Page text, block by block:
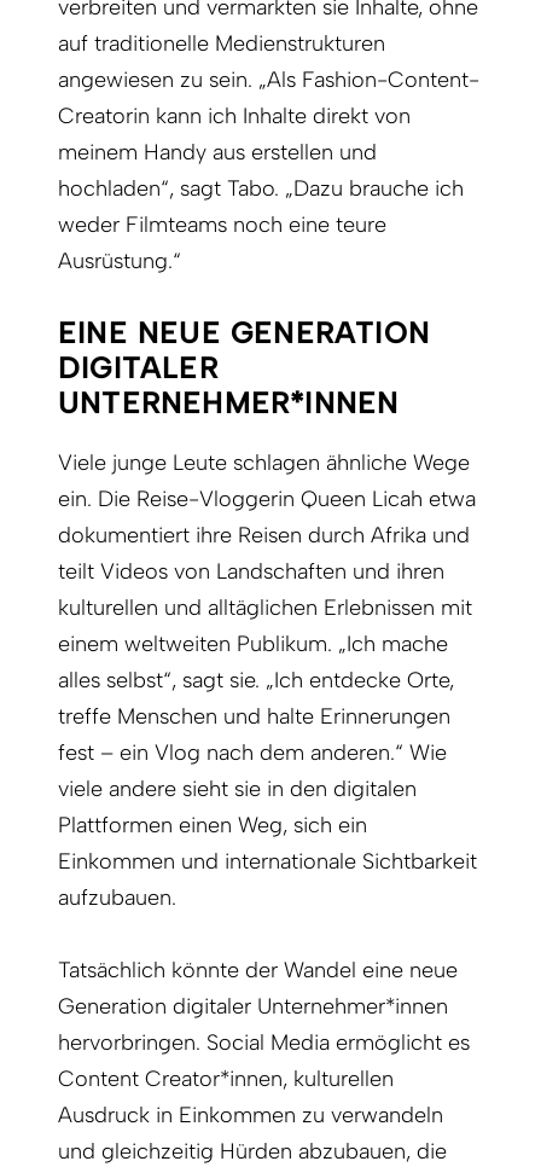
verbreiten und vermarkten sie Inhalte, ohne
auf traditionelle Medienstrukturen
angewiesen zu sein. „Als Fashion-Content-
Creatorin kann ich Inhalte direkt von
meinem Handy aus erstellen und
hochladen“, sagt Tabo. „Dazu brauche ich
weder Filmteams noch eine teure
Ausrüstung.“
EINE NEUE GENERATION
DIGITALER
UNTERNEHMER*INNEN
Viele junge Leute schlagen ähnliche Wege
ein. Die Reise-Vloggerin Queen Licah etwa
dokumentiert ihre Reisen durch Afrika und
teilt Videos von Landschaften und ihren
kulturellen und alltäglichen Erlebnissen mit
einem weltweiten Publikum. „Ich mache
alles selbst“, sagt sie. „Ich entdecke Orte,
treffe Menschen und halte Erinnerungen
fest – ein Vlog nach dem anderen.“ Wie
viele andere sieht sie in den digitalen
Plattformen einen Weg, sich ein
Einkommen und internationale Sichtbarkeit
aufzubauen.
Tatsächlich könnte der Wandel eine neue
Generation digitaler Unternehmer*innen
hervorbringen. Social Media ermöglicht es
Content Creator*innen, kulturellen
Ausdruck in Einkommen zu verwandeln
und gleichzeitig Hürden abzubauen, die